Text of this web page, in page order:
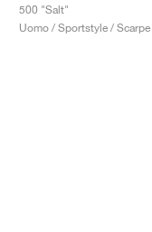
500 "Salt"
Uomo / Sportstyle / Scarpe